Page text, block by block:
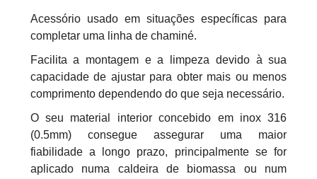
Acessório usado em situações específicas para
completar uma linha de chaminé.
Facilita a montagem e a limpeza devido à sua
capacidade de ajustar para obter mais ou menos
comprimento dependendo do que seja necessário.
O seu material interior concebido em inox 316
(0.5mm) consegue assegurar uma maior
fiabilidade a longo prazo, principalmente se for
aplicado numa caldeira de biomassa ou num